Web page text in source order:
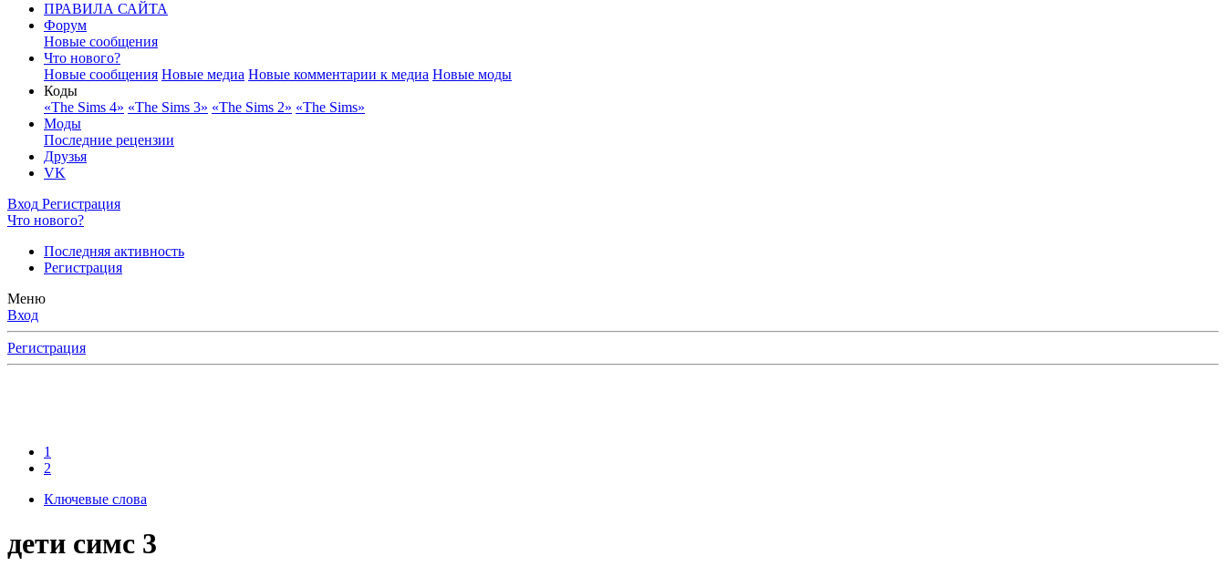
ПРАВИЛА САЙТА
Форум
Новые сообщения
Что нового?
Новые сообщения Новые медиа Новые комментарии к медиа Новые моды
Коды
«The Sims 4» «The Sims 3» «The Sims 2» «The Sims»
Моды
Последние рецензии
Друзья
VK
Вход Регистрация
Что нового?
Последняя активность
Регистрация
Меню
Вход
Регистрация
1
2
Ключевые слова
дети симс 3